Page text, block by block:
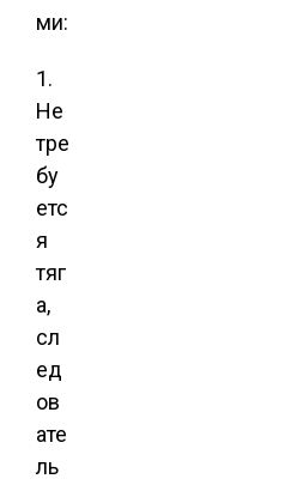
ми:
1.
Не
тре
бу
етс
я
тяг
а,
сл
ед
ов
ате
ль